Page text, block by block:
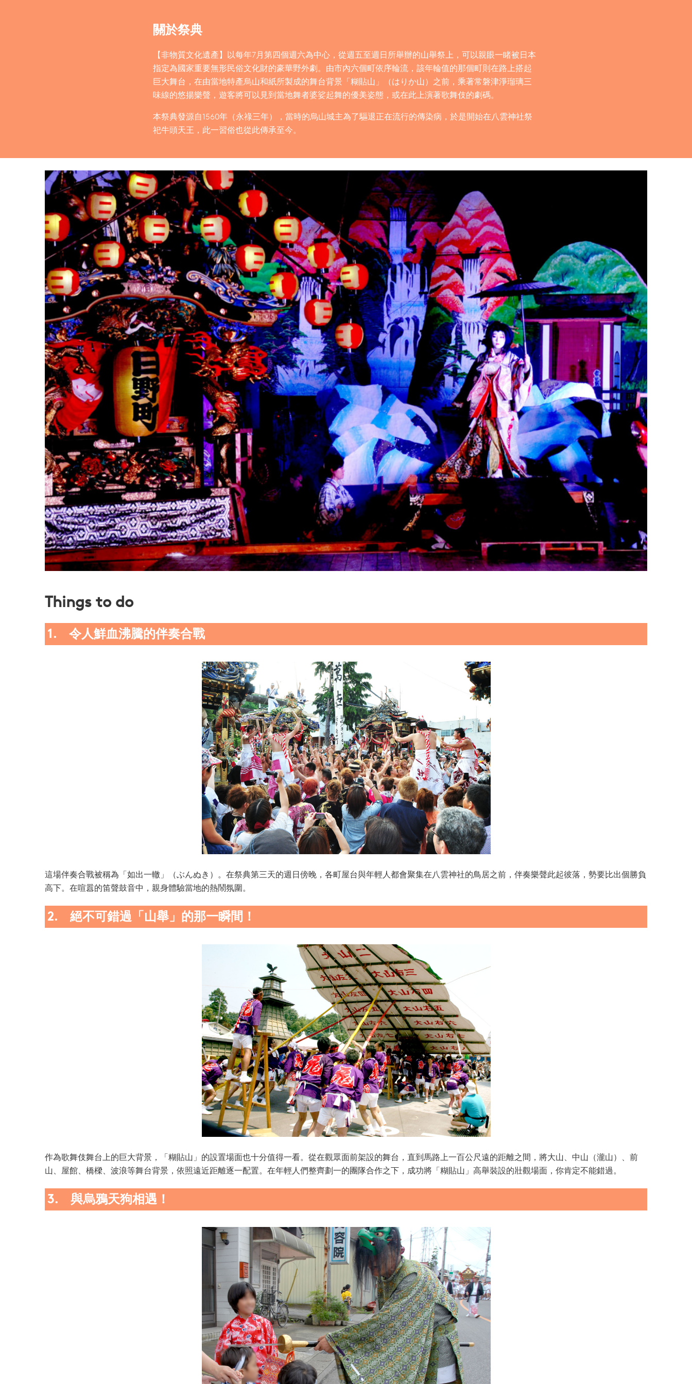
關於祭典
【非物質文化遺產】以每年7月第四個週六為中心，從週五至週日所舉辦的山舉祭上，可以親眼一睹被日本
指定為國家重要無形民俗文化財的豪華野外劇。由市內六個町依序輪流，該年輪值的那個町則在路上搭起
巨大舞台，在由當地特產烏山和紙所製成的舞台背景「糊貼山」（はりか山）之前，乘著常磐津淨瑠璃三
味線的悠揚樂聲，遊客將可以見到當地舞者婆娑起舞的優美姿態，或在此上演著歌舞伎的劇碼。
本祭典發源自1560年（永祿三年），當時的烏山城主為了驅退正在流行的傳染病，於是開始在八雲神社祭
祀牛頭天王，此一習俗也從此傳承至今。
Things to do
1. 令人鮮血沸騰的伴奏合戰
這場伴奏合戰被稱為「如出一轍」（ぶんぬき）。在祭典第三天的週日傍晚，各町屋台與年輕人都會聚集在八雲神社的鳥居之前，伴奏樂聲此起彼落，勢要比出個勝負
高下。在喧囂的笛聲鼓音中，親身體驗當地的熱鬧氛圍。
2. 絕不可錯過「山舉」的那一瞬間！
作為歌舞伎舞台上的巨大背景，「糊貼山」的設置場面也十分值得一看。從在觀眾面前架設的舞台，直到馬路上一百公尺遠的距離之間，將大山、中山（瀧山）、前
山、屋館、橋樑、波浪等舞台背景，依照遠近距離逐一配置。在年輕人們整齊劃一的團隊合作之下，成功將「糊貼山」高舉裝設的壯觀場面，你肯定不能錯過。
3. 與烏鴉天狗相遇！